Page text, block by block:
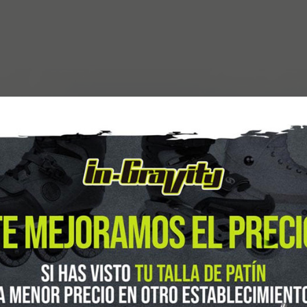
en Instagram